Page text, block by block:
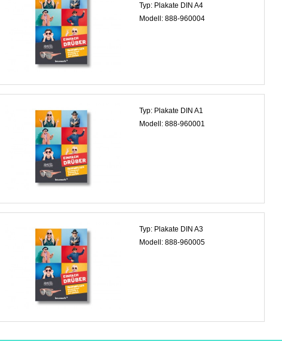
Typ: Plakate DIN A4
Modell: 888-960004
Typ: Plakate DIN A1
Modell: 888-960001
Typ: Plakate DIN A3
Modell: 888-960005